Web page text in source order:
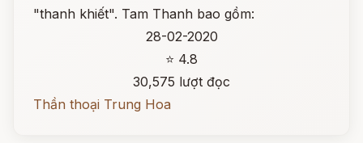
"thanh khiết". Tam Thanh bao gồm:
28-02-2020
⭐ 4.8
30,575 lượt đọc
Thần thoại Trung Hoa